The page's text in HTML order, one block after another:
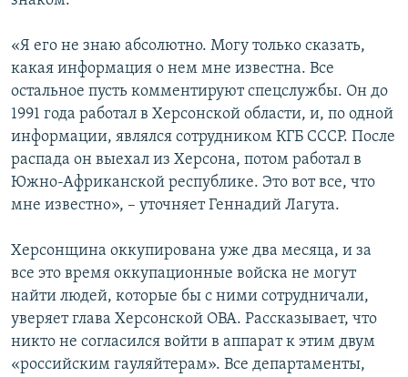
«Я его не знаю абсолютно. Могу только сказать,
какая информация о нем мне известна. Все
остальное пусть комментируют спецслужбы. Он до
1991 года работал в Херсонской области, и, по одной
информации, являлся сотрудником КГБ СССР. После
распада он выехал из Херсона, потом работал в
Южно-Африканской республике. Это вот все, что
мне известно», – уточняет Геннадий Лагута.
Херсонщина оккупирована уже два месяца, и за
все это время оккупационные войска не могут
найти людей, которые бы с ними сотрудничали,
уверяет глава Херсонской ОВА. Рассказывает, что
никто не согласился войти в аппарат к этим двум
«российским гауляйтерам». Все департаменты,